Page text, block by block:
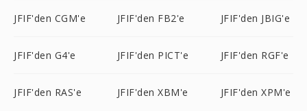
JFIF'den CGM'e JFIF'den FB2'e JFIF'den JBIG'e
JFIF'den G4'e JFIF'den PICT'e JFIF'den RGF'e
JFIF'den RAS'e JFIF'den XBM'e JFIF'den XPM'e